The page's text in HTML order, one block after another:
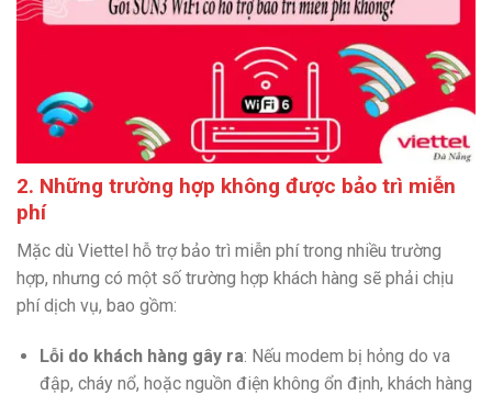
2. Những trường hợp không được bảo trì miễn
phí
Mặc dù Viettel hỗ trợ bảo trì miễn phí trong nhiều trường
hợp, nhưng có một số trường hợp khách hàng sẽ phải chịu
phí dịch vụ, bao gồm:
Lỗi do khách hàng gây ra: Nếu modem bị hỏng do va
đập, cháy nổ, hoặc nguồn điện không ổn định, khách hàng